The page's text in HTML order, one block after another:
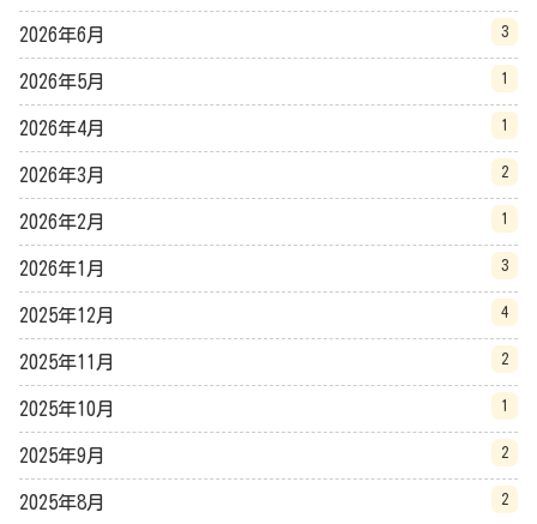
2026年6月 3
2026年5月 1
2026年4月 1
2026年3月 2
2026年2月 1
2026年1月 3
2025年12月 4
2025年11月 2
2025年10月 1
2025年9月 2
2025年8月 2